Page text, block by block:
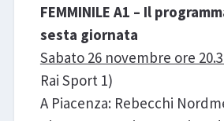
FEMMINILE A1 – Il
sesta giornata
Sabato 26 novembre ore
Rai Sport 1)
A Piacenza: Rebecchi